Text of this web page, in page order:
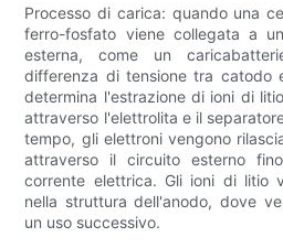
Processo di carica: quando una
ferro-fosfato viene collegata a
esterna, come un
differenza di tensione tra catodo
determina l'estrazione di ioni di
attraverso l'elettrolita e il
tempo, gli elettroni vengono
attraverso il circuito esterno
corrente elettrica. Gli ioni di litio
nella struttura dell'anodo, dove
un uso successivo.